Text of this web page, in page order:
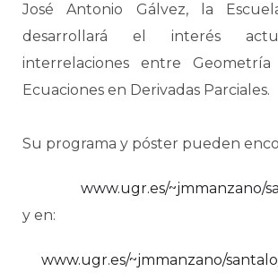
José Antonio Gálvez, la
desarrollará el interés
interrelaciones entre
Ecuaciones en Derivadas Parciales.
Su programa y póster pueden
www.ugr.es/~jmmanzano/
y en:
www.ugr.es/~jmmanzano/